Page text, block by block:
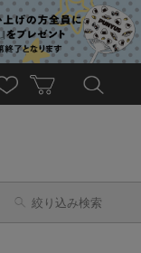
絞り込み検索